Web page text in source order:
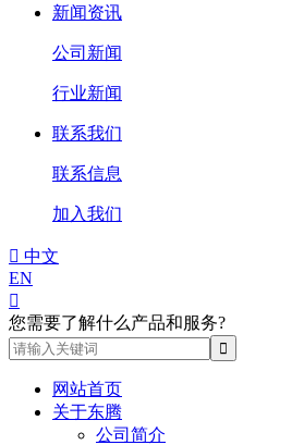
新闻资讯
公司新闻
行业新闻
联系我们
联系信息
加入我们
 中文
EN

您需要了解什么产品和服务?
网站首页
关于东腾
公司简介